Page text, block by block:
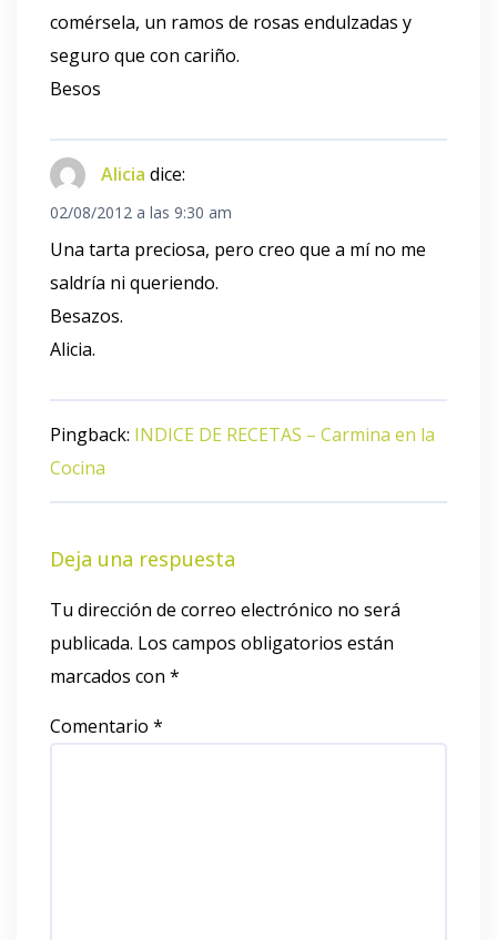
comérsela, un ramos de rosas endulzadas y
seguro que con cariño.
Besos
Alicia dice:
02/08/2012 a las 9:30 am
Una tarta preciosa, pero creo que a mí no me
saldría ni queriendo.
Besazos.
Alicia.
Pingback: INDICE DE RECETAS – Carmina en la
Cocina
Deja una respuesta
Tu dirección de correo electrónico no será
publicada. Los campos obligatorios están
marcados con *
Comentario *